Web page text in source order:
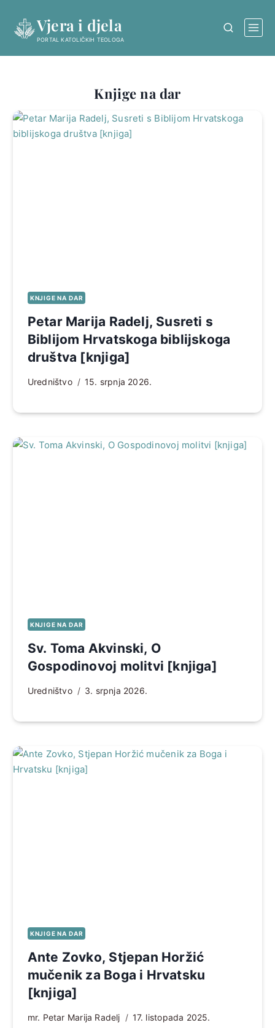
content
Vjera i djela
PORTAL KATOLIČKIH TEOLOGA
Knjige na dar
KNJIGE NA DAR
Petar Marija Radelj, Susreti s
Biblijom Hrvatskoga biblijskoga
društva [knjiga]
Uredništvo 15. srpnja 2026.
KNJIGE NA DAR
Sv. Toma Akvinski, O
Gospodinovoj molitvi [knjiga]
Uredništvo 3. srpnja 2026.
KNJIGE NA DAR
Ante Zovko, Stjepan Horžić
mučenik za Boga i Hrvatsku
[knjiga]
mr. Petar Marija Radelj 17. listopada 2025.